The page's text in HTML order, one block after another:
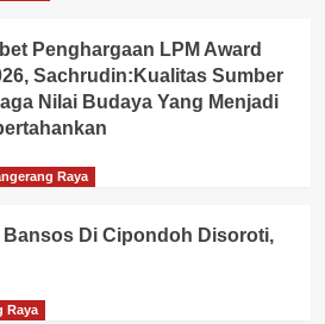
Penghargaan LPM Award
Sachrudin:Kualitas Sumber
Nilai Budaya Yang Menjadi
Raya
Bansos Di Cipondoh Disoroti,
Raya